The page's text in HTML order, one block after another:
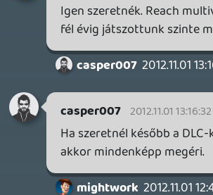
az sem kevés, biztosra veszem hogy
megindul az árusítás a limited pakkokból
kivéve külön.
oriic 2012.11.01 12:31:25
oriic 2012.11.01 12:31:25 #0br6j
Lavitz 2012.11.01 12:08:49
sepsta75 2012.11.01 12:24:51 #0br6i